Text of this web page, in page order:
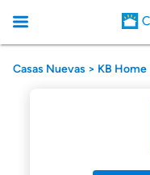
Casas Nuevas KB Home